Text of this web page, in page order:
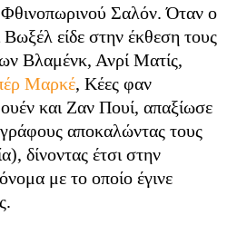
Σαλόν. Όταν ο
Βωξέλ είδε στην έκθεση τους
Βλαμένκ, Ανρί Ματίς,
Μαρκέ, Κέες φαν
και Ζαν Πουί, απαξίωσε
αποκαλώντας τους
δίνοντας έτσι στην
με το οποίο έγινε